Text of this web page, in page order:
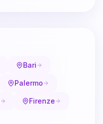
Bari
Palermo
Firenze